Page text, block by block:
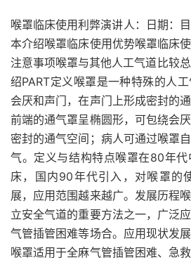
喉罩临床使用利弊演讲人：日期：
本介绍喉罩临床使用优势喉罩临床
注意事项喉罩与其他人工气道比较
绍PART定义喉罩是一种特殊的人
会厌和声门，在声门上形成密封的
前端的通气罩呈椭圆形，可包绕会
密封的通气空间；病人可通过喉罩
气。定义与结构特点喉罩在80年
床，国内90年代引入，对喉罩的
展，应用范围越来越广。发展历程
立安全气道的重要方法之一，广泛
气管插管困难等场合。应用现状发
喉罩适用于全麻气管插管困难、急